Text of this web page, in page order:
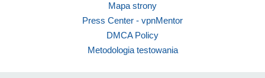
Mapa strony
Press Center - vpnMentor
DMCA Policy
Metodologia testowania